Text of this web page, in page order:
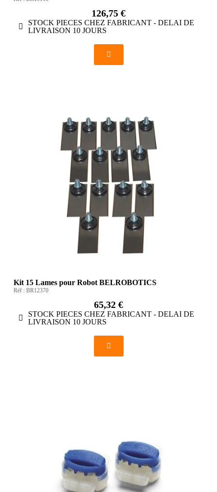
126,75 €
STOCK PIECES CHEZ FABRICANT - DELAI DE
LIVRAISON 10 JOURS
Kit 15 Lames pour Robot BELROBOTICS
Réf : BR12370
65,32 €
STOCK PIECES CHEZ FABRICANT - DELAI DE
LIVRAISON 10 JOURS